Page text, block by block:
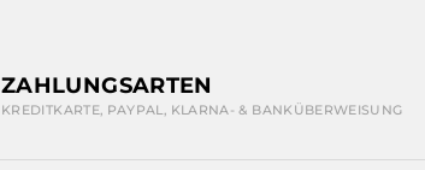
ZAHLUNGSARTEN
KREDITKARTE, PAYPAL, KLARNA- & BANKÜBERWEISUNG